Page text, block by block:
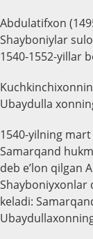
Abdulatifxon
Shayboniylar
1540-1552-yillar
Ubaydulla
1540-yilning mart
Samarqand
deb eʼlon qilgan
Shayboniyxonlar
keladi: